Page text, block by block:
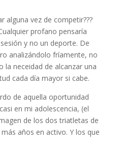
alguna vez de competir???
profano pensaría
y no un deporte. De
analizándolo fríamente, no
la neceidad de alcanzar una
cada día mayor si cabe.
de aquella oportunidad
en mi adolescencia, (el
de los dos triatletas de
años en activo. Y los que